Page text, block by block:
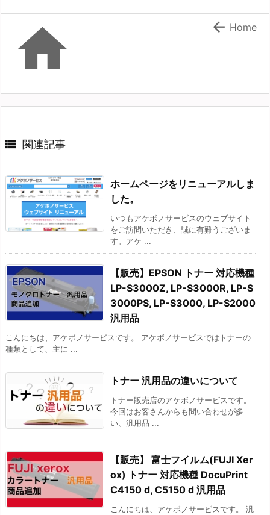
  Home
 関連記事
ホームページをリニューアルしま
した。
いつもアケボノサービスのウェブサイト
をご訪問いただき、誠に有難うございま
す。アケ ...
【販売】EPSON トナー 対応機種
LP-S3000Z, LP-S3000R, LP-S
3000PS, LP-S3000, LP-S2000
汎用品
こんにちは、アケボノサービスです。 アケボノサービスではトナーの
種類として、主に ...
トナー 汎用品の違いについて
トナー販売店のアケボノサービスです。
今回はお客さんからも問い合わせが多
い、汎用品 ...
【販売】 富士フイルム(FUJI Xer
ox) トナー 対応機種 DocuPrint
C4150 d, C5150 d 汎用品
こんにちは、アケボノサービスです。 汎